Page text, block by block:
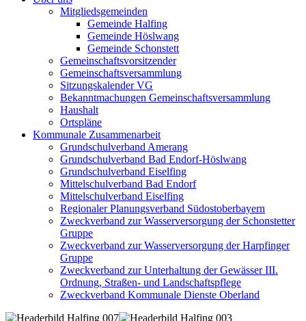
Mitgliedsgemeinden
Gemeinde Halfing
Gemeinde Höslwang
Gemeinde Schonstett
Gemeinschaftsvorsitzender
Gemeinschaftsversammlung
Sitzungskalender VG
Bekanntmachungen Gemeinschaftsversammlung
Haushalt
Ortspläne
Kommunale Zusammenarbeit
Grundschulverband Amerang
Grundschulverband Bad Endorf-Höslwang
Grundschulverband Eiselfing
Mittelschulverband Bad Endorf
Mittelschulverband Eiselfing
Regionaler Planungsverband Südostoberbayern
Zweckverband zur Wasserversorgung der Schonstetter
Gruppe
Zweckverband zur Wasserversorgung der Harpfinger
Gruppe
Zweckverband zur Unterhaltung der Gewässer III.
Ordnung, Straßen- und Landschaftspflege
Zweckverband Kommunale Dienste Oberland